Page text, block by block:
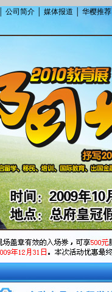
公司简介│ 媒体报道 华樱推荐